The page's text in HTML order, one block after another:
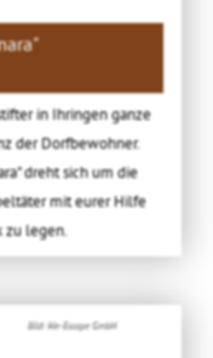
in Ihringen ganze
der Dorfbewohner.
dreht sich um die
mit eurer Hilfe
zu legen.
Bild: We-Escape GmbH